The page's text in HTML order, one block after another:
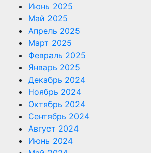
Июнь 2025
Май 2025
Апрель 2025
Март 2025
Февраль 2025
Январь 2025
Декабрь 2024
Ноябрь 2024
Октябрь 2024
Сентябрь 2024
Август 2024
Июнь 2024